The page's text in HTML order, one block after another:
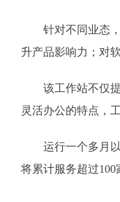
针对不同业态，
升产品影响力；对
该工作站不仅提
灵活办公的特点，
运行一个多月以
将累计服务超过